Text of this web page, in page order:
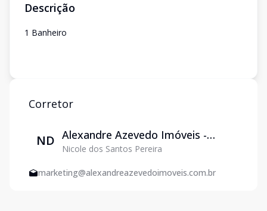
Descrição
1 Banheiro
Corretor
ND Alexandre Azevedo Imóveis -
Venda e Locação em Varginha
Nicole dos Santos Pereira
marketing@alexandreazevedoimoveis.com.br